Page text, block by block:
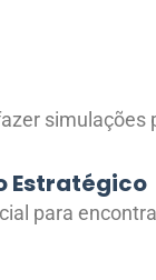
Estratégico
para